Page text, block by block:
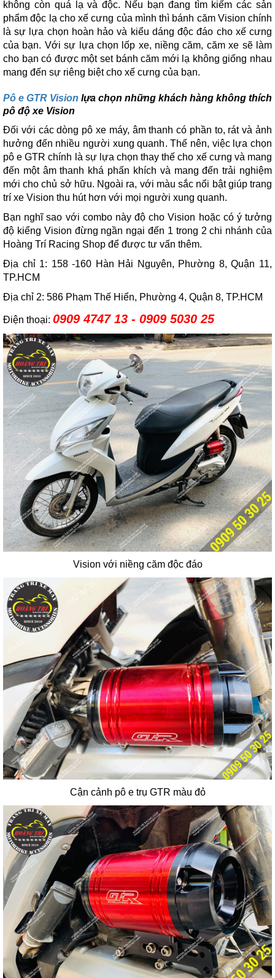
không còn quá lạ và độc. Nếu bạn đang tìm kiếm các sản
phẩm độc lạ cho xế cưng của mình thì bánh căm Vision chính
là sự lựa chọn hoàn hảo và kiểu dáng độc đáo cho xế cưng
của bạn. Với sự lựa chọn lốp xe, niềng căm, căm xe sẽ làm
cho bạn có được một set bánh căm mới lạ không giống nhau
mang đến sự riêng biệt cho xế cưng của bạn.
Pô e GTR Vision lựa chọn những khách hàng không thích
pô độ xe Vision
Đối với các dòng pô xe máy, âm thanh có phần to, rát và ảnh
hưởng đến nhiều người xung quanh. Thế nên, việc lựa chọn
pô e GTR chính là sự lựa chọn thay thế cho xế cưng và mang
đến một âm thanh khá phấn khích và mang đến trải nghiệm
mới cho chủ sở hữu. Ngoài ra, với màu sắc nổi bật giúp trang
trí xe Vision thu hút hơn với mọi người xung quanh.
Bạn nghĩ sao với combo này độ cho Vision hoặc có ý tưởng
độ kiểng Vision đừng ngần ngại đến 1 trong 2 chi nhánh của
Hoàng Trí Racing Shop để được tư vấn thêm.
Địa chỉ 1: 158 -160 Hàn Hải Nguyên, Phường 8, Quận 11,
TP.HCM
Địa chỉ 2: 586 Phạm Thế Hiển, Phường 4, Quận 8, TP.HCM
Điện thoại: 0909 4747 13 - 0909 5030 25
Vision với niềng căm độc đáo
Cận cảnh pô e trụ GTR màu đỏ